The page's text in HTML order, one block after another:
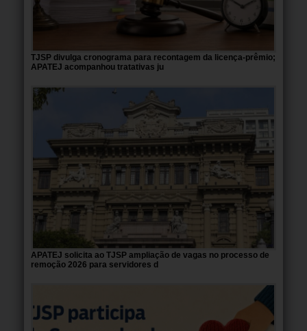
TJSP divulga cronograma para recontagem da licença-prêmio;
APATEJ acompanhou tratativas ju
APATEJ solicita ao TJSP ampliação de vagas no processo de
remoção 2026 para servidores d